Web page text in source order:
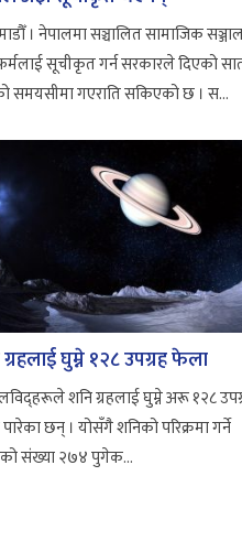
। नेपालमा सञ्चालित सामाजिक
सूचीकृत गर्न सरकारले दिएको
समयसीमा गएराति सकिएको छ । स...
घुम्ने १२८ उपग्रह फेला
शनि ग्रहलाई घुम्ने अरू १२८
छन् । योसँगै शनिको परिक्रमा गर्ने
संख्या २७४ पुगेक...